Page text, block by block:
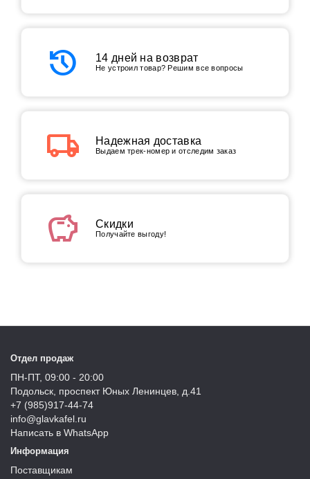
history 14 дней на возврат
Не устроил товар? Решим все вопросы
local_shipping Надежная доставка
Выдаем трек-номер и отследим заказ
savings Скидки
Получайте выгоду!
Отдел продаж
ПН-ПТ, 09:00 - 20:00
Подольск, проспект Юных Ленинцев, д.41
+7 (985)917-44-74
info@glavkafel.ru
Написать в WhatsApp
Информация
Поставщикам